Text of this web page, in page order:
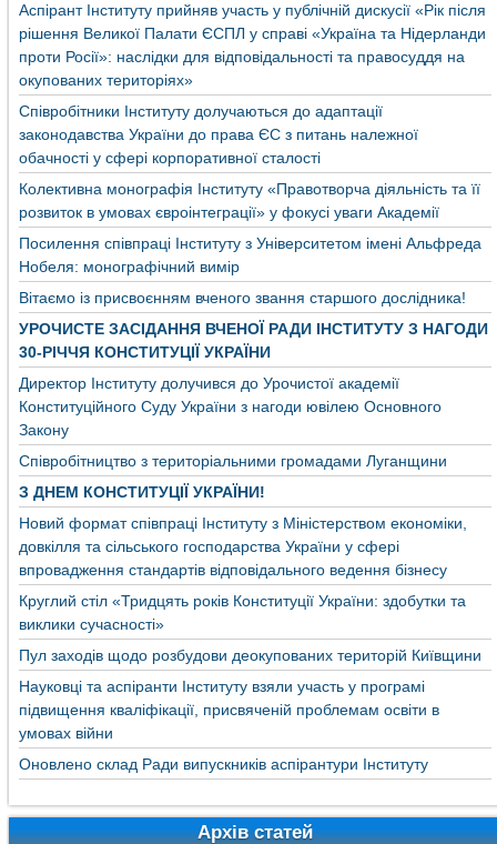
Аспірант Інституту прийняв участь у публічній дискусії «Рік після
рішення Великої Палати ЄСПЛ у справі «Україна та Нідерланди
проти Росії»: наслідки для відповідальності та правосуддя на
окупованих територіях»
Співробітники Інституту долучаються до адаптації
законодавства України до права ЄС з питань належної
обачності у сфері корпоративної сталості
Колективна монографія Інституту «Правотворча діяльність та її
розвиток в умовах євроінтеграції» у фокусі уваги Академії
Посилення співпраці Інституту з Університетом імені Альфреда
Нобеля: монографічний вимір
Вітаємо із присвоєнням вченого звання старшого дослідника!
УРОЧИСТЕ ЗАСІДАННЯ ВЧЕНОЇ РАДИ ІНСТИТУТУ З НАГОДИ
30-РІЧЧЯ КОНСТИТУЦІЇ УКРАЇНИ
Директор Інституту долучився до Урочистої академії
Конституційного Суду України з нагоди ювілею Основного
Закону
Співробітництво з територіальними громадами Луганщини
З ДНЕМ КОНСТИТУЦІЇ УКРАЇНИ!
Новий формат співпраці Інституту з Міністерством економіки,
довкілля та сільського господарства України у сфері
впровадження стандартів відповідального ведення бізнесу
Круглий стіл «Тридцять років Конституції України: здобутки та
виклики сучасності»
Пул заходів щодо розбудови деокупованих територій Київщини
Науковці та аспіранти Інституту взяли участь у програмі
підвищення кваліфікації, присвяченій проблемам освіти в
умовах війни
Оновлено склад Ради випускників аспірантури Інституту
Архів статей